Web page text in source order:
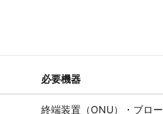
必要機器
終端装置（ONU）・ブロー